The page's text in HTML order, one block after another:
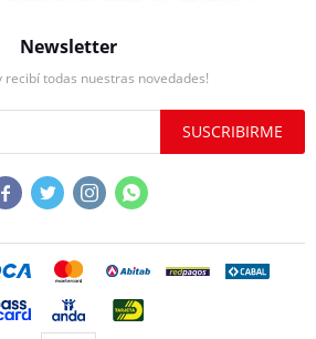
Newsletter
recibí todas nuestras novedades!
SUSCRIBIRME
   